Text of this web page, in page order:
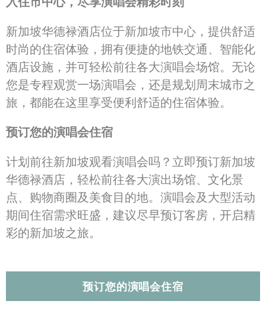
新加坡华德禄酒店位于新加坡市中心，提供舒适
时尚的住宿体验，拥有便捷的地铁交通、智能化
酒店设施，并可轻松前往各大演唱会场馆。无论
您是专程观赏一场演唱会，还是规划周末城市之
旅，都能在这里享受便利舒适的住宿体验。
预订您的演唱会住宿
计划前往新加坡观看演唱会吗？立即预订新加坡
华德禄酒店，轻松前往各大演出场馆、文化景
点、购物商圈及美食目的地。演唱会及大型活动
期间住宿需求旺盛，建议尽早预订客房，开启精
彩的新加坡之旅。
预订您的演唱会住宿